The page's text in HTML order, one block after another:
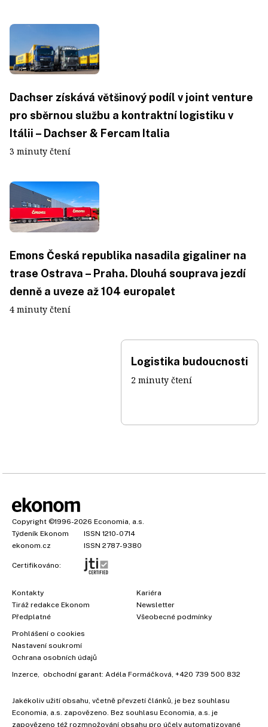
Dachser získává většinový podíl v joint venture
pro sběrnou službu a kontraktní logistiku v
Itálii – Dachser & Fercam Italia
3 minuty čtení
Emons Česká republika nasadila gigaliner na
trase Ostrava – Praha. Dlouhá souprava jezdí
denně a uveze až 104 europalet
4 minuty čtení
Logistika budoucnosti
2 minuty čtení
Copyright ©1996-2026 Economia, a.s.
Týdeník Ekonom
ISSN 1210-0714
ekonom.cz
ISSN 2787-9380
Certifikováno:
Kontakty
Tiráž redakce Ekonom
Předplatné
Kariéra
Newsletter
Všeobecné podmínky
Prohlášení o cookies
Nastavení soukromí
Ochrana osobních údajů
Inzerce , obchodní garant: Adéla Formáčková +420 739 500 832
Jakékoliv užití obsahu, včetně převzetí článků, je bez souhlasu
Economia, a.s. zapovězeno. Bez souhlasu Economia, a.s. je
zapovězeno též rozmnožování obsahu pro účely automatizované